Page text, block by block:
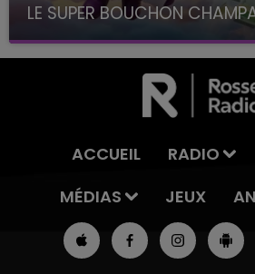
LE SUPER BOUCHON
avec La Famille Champagne
ACCUEIL RADIO
MÉDIAS
JEUX